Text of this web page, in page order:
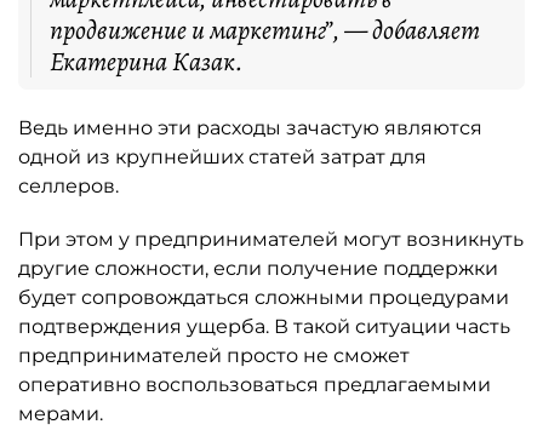
продвижение и маркетинг”, — добавляет
Екатерина Казак.
Ведь именно эти расходы зачастую являются
одной из крупнейших статей затрат для
селлеров.
При этом у предпринимателей могут возникнуть
другие сложности, если получение поддержки
будет сопровождаться сложными процедурами
подтверждения ущерба. В такой ситуации часть
предпринимателей просто не сможет
оперативно воспользоваться предлагаемыми
мерами.